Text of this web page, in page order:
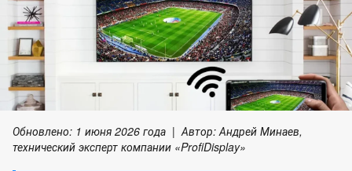
Обновлено: 1 июня 2026 года |Автор: Андрей Минаев,
технический эксперт компании «ProfiDisplay»